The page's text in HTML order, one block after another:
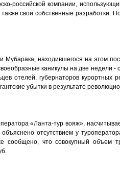
российской компании,
свои собственные разработки.
находившегося на этом
каникулы на две недели -
отелей, губернаторов курортных
убытки в результате
«Ланта-тур вояж»,
отсутствием у
сообщено, что совокупный объем